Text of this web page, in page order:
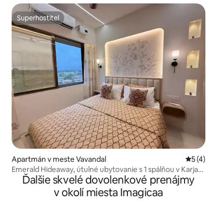
Superhostiteľ
Superhostiteľ
Apartmán v meste Vavandal
5 (4)
Emerald Hideaway, útulné ubytovanie s 1 spálňou v Karjat
Mountain
Ďalšie skvelé dovolenkové prenájmy
v okolí miesta Imagicaa